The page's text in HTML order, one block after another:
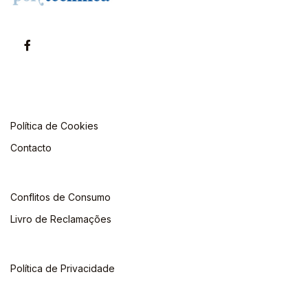
Política de Cookies
Contacto
Conflitos de Consumo
Livro de Reclamações
Política de Privacidade